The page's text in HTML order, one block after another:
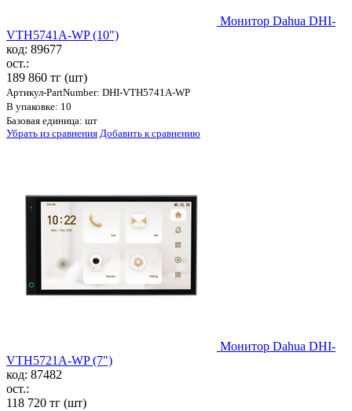
Монитор Dahua DHI-
VTH5741A-WP (10")
код: 89677
ост.:
189 860 тг (шт)
Артикул-PartNumber: DHI-VTH5741A-WP
В упаковке: 10
Базовая единица: шт
Убрать из сравнения Добавить к сравнению
Монитор Dahua DHI-
VTH5721A-WP (7")
код: 87482
ост.:
118 720 тг (шт)